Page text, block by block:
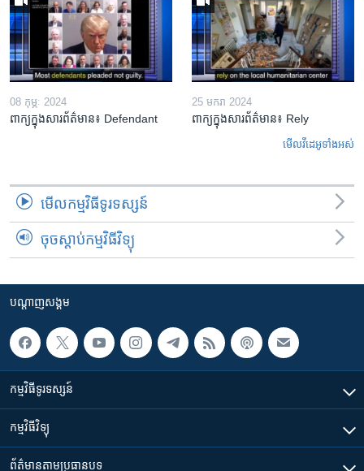
08 កុម្ភៈ 2024
ពាក្យក្នុងសារព័ត៌មាន៖ Defendant
25 មករា 2024
ពាក្យក្នុងសារព័ត៌មាន៖ Rely
មើល​វីដេអូ​ទាំង​អស់
មើល​កម្មវិធី​ទូរទស្សន៍
ចុចស្តាប់កម្មវិធីវិទ្យុ
បណ្តាញ​សង្គម
កម្មវិធី​ទូរទស្សន៍
កម្មវិធី​វិទ្យុ
ព័ត៌មាន​តាមប្រធានបទ​